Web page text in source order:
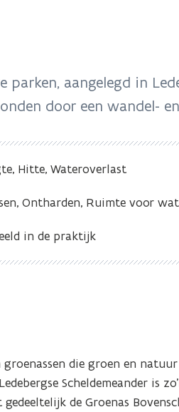
aangelegd in
door een wandel-
Hitte, Wateroverlast
Ontharden, Ruimte voor
in de praktijk
die groen en
Scheldemeander is
de Groenas